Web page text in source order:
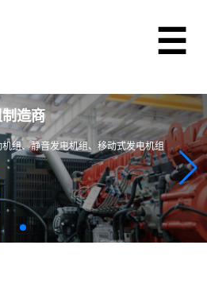
解决方案
力设备、柴油机水泵